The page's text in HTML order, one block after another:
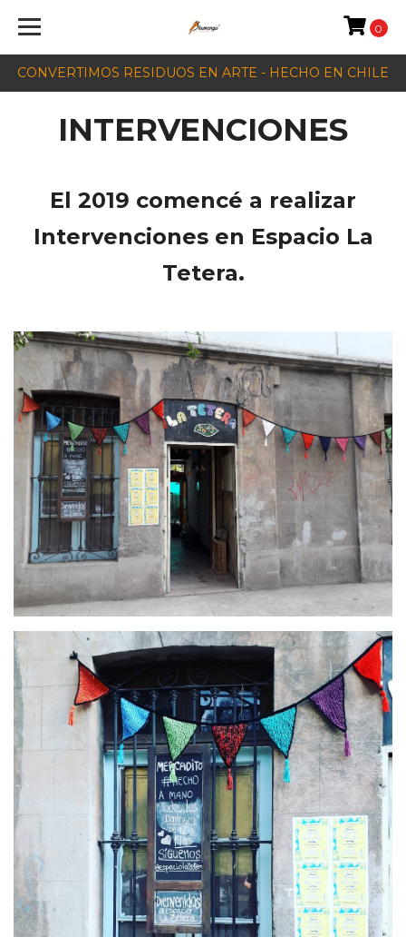
CONVERTIMOS RESIDUOS EN ARTE - HECHO EN CHILE
0
INTERVENCIONES
El 2019 comencé a realizar
Intervenciones en Espacio La
Tetera.